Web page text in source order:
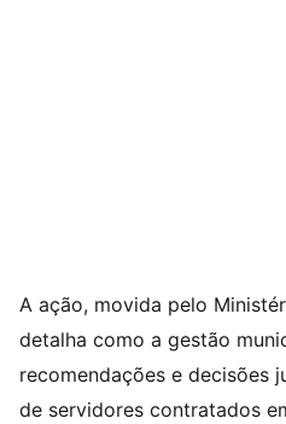
A ação, movida pelo
detalha como a gestão
recomendações e decisões
de servidores contratados